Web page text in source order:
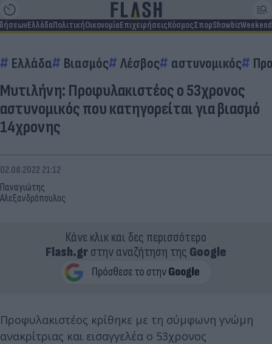
ΕλλάδαΠολιτικήΟικονομίαΕπιχειρήσειςΚόσμοςΣπορShowbizWeekend
Ελλάδα Βιασμός Λέσβος αστυνομικός
Μυτιλήνη: Προφυλακιστέος ο 53χρονος
αστυνομικός που κατηγορείται για βιασμό
14χρονης
Παναγιώτης
Αλεξανδρόπουλος
02.08.2022 21:12
Κάνε κλικ και δες περισσότερο
Flash.grστην αναζήτηση της Google
Προφυλακιστέος κρίθηκε με τη σύμφωνη γνώμη
ανακρίτριας και εισαγγελέα ο 53χρονος